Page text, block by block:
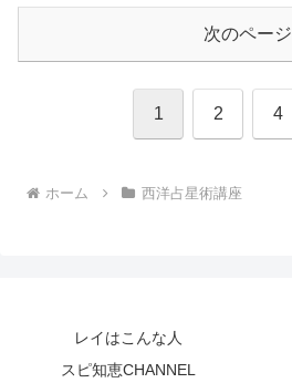
次のページ
1 2 4
ホーム 西洋占星術講座
レイはこんな人
スピ知恵CHANNEL